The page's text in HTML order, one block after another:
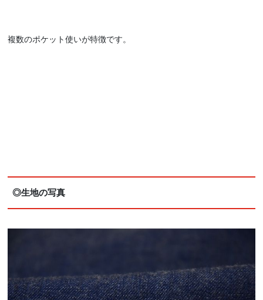
複数のポケット使いが特徴です。
◎生地の写真